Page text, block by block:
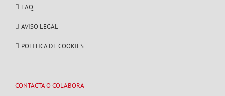
FAQ
AVISO LEGAL
POLITICA DE COOKIES
CONTACTA O COLABORA